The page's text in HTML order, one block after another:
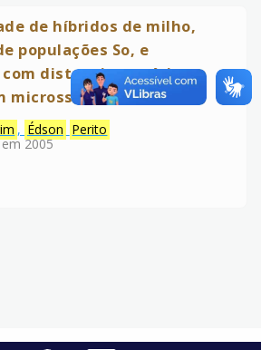
de híbridos de milho,
populações So, e
com distancia genética
microssatélites
, Édson Perito
2005